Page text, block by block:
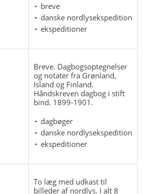
breve
danske nordlysekspedition
ekspeditioner
Breve. Dagbogsoptegnelser
og notater fra Grønland,
Island og Finland.
Håndskreven dagbog i stift
bind. 1899-1901.
dagbøger
danske nordlysekspedition
ekspeditioner
To læg med udkast til
billeder af nordlys. I alt 8